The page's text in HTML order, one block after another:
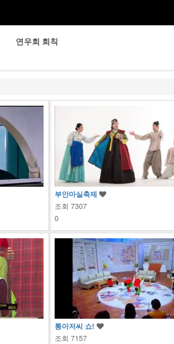
연우회 회칙
부안마실축제
조회7307
0
통아저씨 쇼!
조회7157